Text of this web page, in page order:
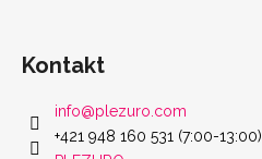
Kontakt
info@plezuro.com
+421 948 160 531 (7:00-13:00)